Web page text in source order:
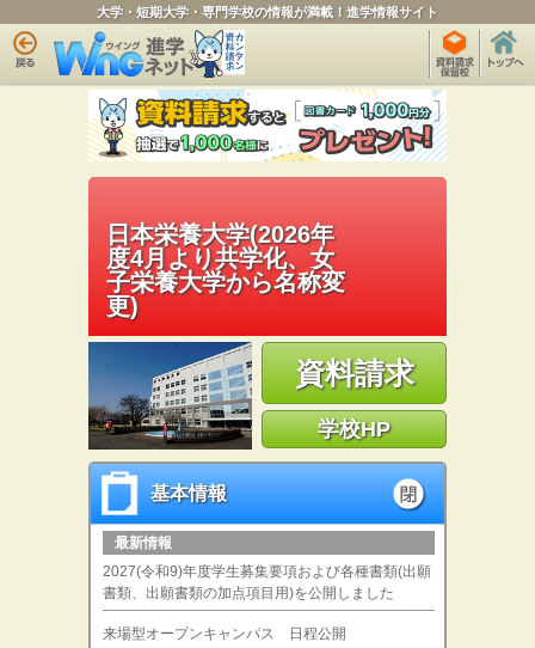
大学・短期大学・専門学校の情報が満載！進学情報サイト
日本栄養大学(2026年
度4月より共学化、女
子栄養大学から名称変
更)
資料請求
学校HP
基本情報
基本情報
最新情報
2027(令和9)年度学生募集要項および各種書類(出願
書類、出願書類の加点項目用)を公開しました
来場型オープンキャンパス 日程公開